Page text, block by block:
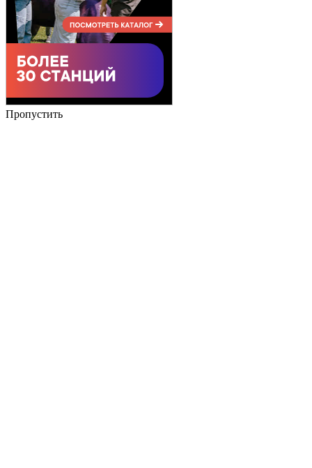
Пропустить